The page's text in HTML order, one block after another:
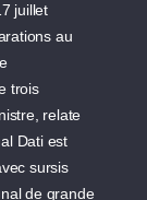
juillet
au
trois
relate
Dati est
sursis
de grande